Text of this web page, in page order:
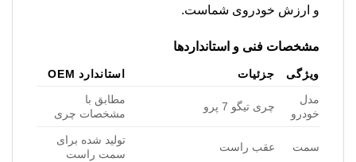
و ارزش خودروی شماست.
مشخصات فنی و استانداردها
ویژگی جزئیات
استاندارد OEM
مدل
خودرو
چری تیگو 7 پرو
مطابق با
مشخصات چری
سمت عقب راست
تولید شده برای
سمت راست